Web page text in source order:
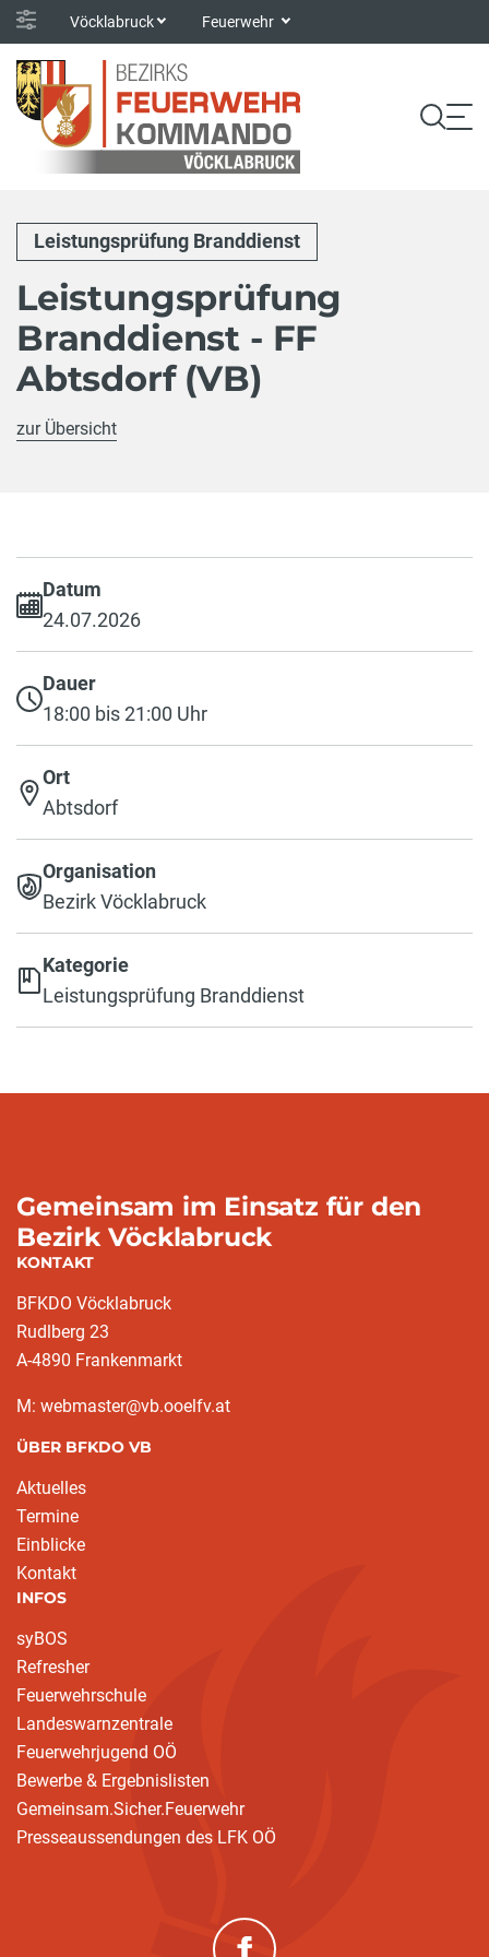
Vöcklabruck Feuerwehr
Leistungsprüfung Branddienst
Leistungsprüfung
Branddienst - FF
Abtsdorf (VB)
zur Übersicht
Datum
24.07.2026
Dauer
18:00 bis 21:00 Uhr
Ort
Abtsdorf
Organisation
Bezirk Vöcklabruck
Kategorie
Leistungsprüfung Branddienst
Gemeinsam im Einsatz für den
Bezirk Vöcklabruck
KONTAKT
BFKDO Vöcklabruck
Rudlberg 23
A-4890 Frankenmarkt
M: webmaster@vb.ooelfv.at
ÜBER BFKDO VB
Aktuelles
Termine
Einblicke
Kontakt
INFOS
syBOS
Refresher
Feuerwehrschule
Landeswarnzentrale
Feuerwehrjugend OÖ
Bewerbe & Ergebnislisten
Gemeinsam.Sicher.Feuerwehr
Presseaussendungen des LFK OÖ